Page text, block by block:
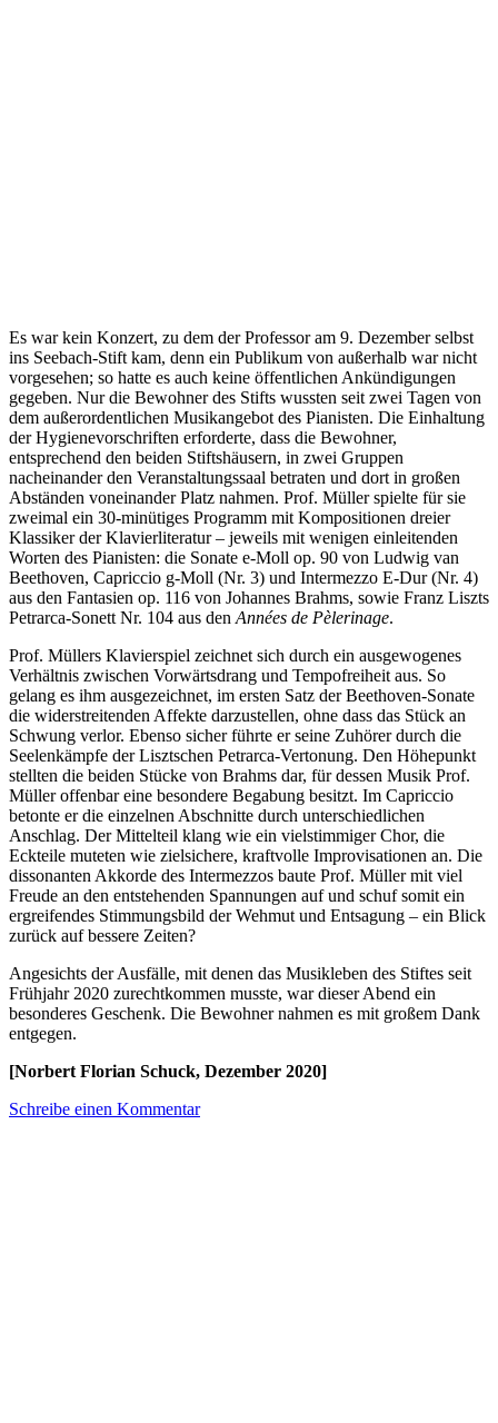
Es war kein Konzert, zu dem der Professor am 9. Dezember selbst
ins Seebach-Stift kam, denn ein Publikum von außerhalb war nicht
vorgesehen; so hatte es auch keine öffentlichen Ankündigungen
gegeben. Nur die Bewohner des Stifts wussten seit zwei Tagen von
dem außerordentlichen Musikangebot des Pianisten. Die Einhaltung
der Hygienevorschriften erforderte, dass die Bewohner,
entsprechend den beiden Stiftshäusern, in zwei Gruppen
nacheinander den Veranstaltungssaal betraten und dort in großen
Abständen voneinander Platz nahmen. Prof. Müller spielte für sie
zweimal ein 30-minütiges Programm mit Kompositionen dreier
Klassiker der Klavierliteratur – jeweils mit wenigen einleitenden
Worten des Pianisten: die Sonate e-Moll op. 90 von Ludwig van
Beethoven, Capriccio g-Moll (Nr. 3) und Intermezzo E-Dur (Nr. 4)
aus den Fantasien op. 116 von Johannes Brahms, sowie Franz Liszts
Petrarca-Sonett Nr. 104 aus den Années de Pèlerinage.
Prof. Müllers Klavierspiel zeichnet sich durch ein ausgewogenes
Verhältnis zwischen Vorwärtsdrang und Tempofreiheit aus. So
gelang es ihm ausgezeichnet, im ersten Satz der Beethoven-Sonate
die widerstreitenden Affekte darzustellen, ohne dass das Stück an
Schwung verlor. Ebenso sicher führte er seine Zuhörer durch die
Seelenkämpfe der Lisztschen Petrarca-Vertonung. Den Höhepunkt
stellten die beiden Stücke von Brahms dar, für dessen Musik Prof.
Müller offenbar eine besondere Begabung besitzt. Im Capriccio
betonte er die einzelnen Abschnitte durch unterschiedlichen
Anschlag. Der Mittelteil klang wie ein vielstimmiger Chor, die
Eckteile muteten wie zielsichere, kraftvolle Improvisationen an. Die
dissonanten Akkorde des Intermezzos baute Prof. Müller mit viel
Freude an den entstehenden Spannungen auf und schuf somit ein
ergreifendes Stimmungsbild der Wehmut und Entsagung – ein Blick
zurück auf bessere Zeiten?
Angesichts der Ausfälle, mit denen das Musikleben des Stiftes seit
Frühjahr 2020 zurechtkommen musste, war dieser Abend ein
besonderes Geschenk. Die Bewohner nahmen es mit großem Dank
entgegen.
[Norbert Florian Schuck, Dezember 2020]
Schreibe einen Kommentar